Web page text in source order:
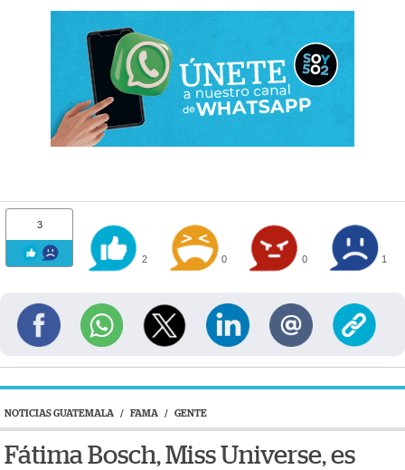
3
2 0 0 1
NOTICIAS GUATEMALA / FAMA / GENTE
Fátima Bosch, Miss Universe, es